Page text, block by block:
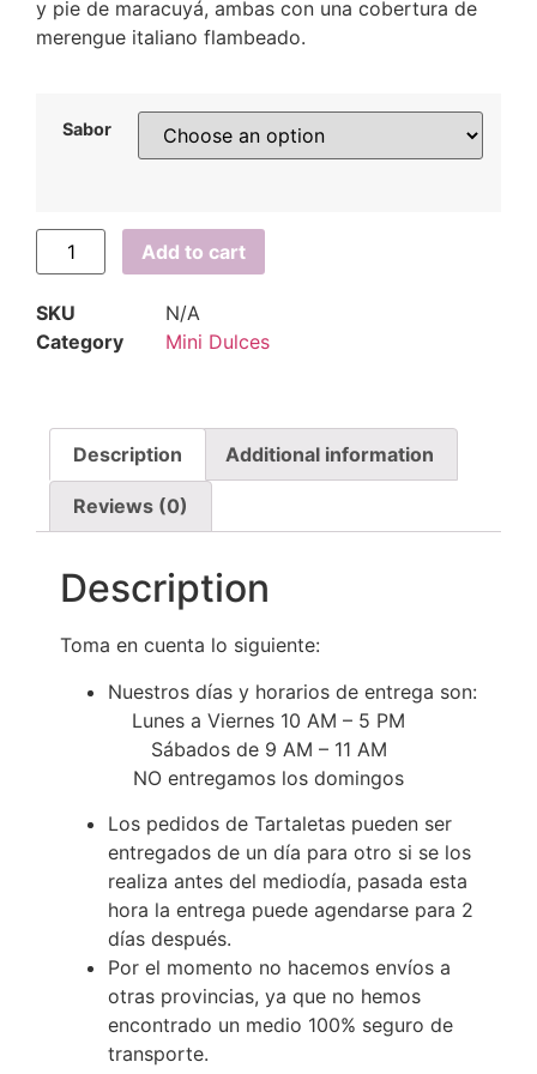
y pie de maracuyá, ambas con una cobertura de
merengue italiano flambeado.
Sabor
Add to cart
SKU
N/A
Category
Mini Dulces
Description Additional information
Reviews (0)
Description
Toma en cuenta lo siguiente:
Nuestros días y horarios de entrega son:
Lunes a Viernes 10 AM – 5 PM
Sábados de 9 AM – 11 AM
NO entregamos los domingos
Los pedidos de Tartaletas pueden ser
entregados de un día para otro si se los
realiza antes del mediodía, pasada esta
hora la entrega puede agendarse para 2
días después.
Por el momento no hacemos envíos a
otras provincias, ya que no hemos
encontrado un medio 100% seguro de
transporte.